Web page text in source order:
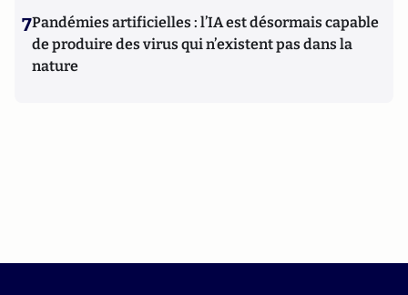
7Pandémies artificielles : l’IA est désormais capable
de produire des virus qui n’existent pas dans la
nature